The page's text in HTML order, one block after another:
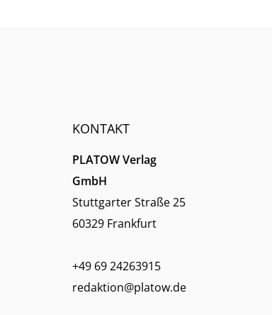
KONTAKT
PLATOW Verlag
GmbH
Stuttgarter Straße 25
60329 Frankfurt
+49 69 24263915
redaktion@platow.de